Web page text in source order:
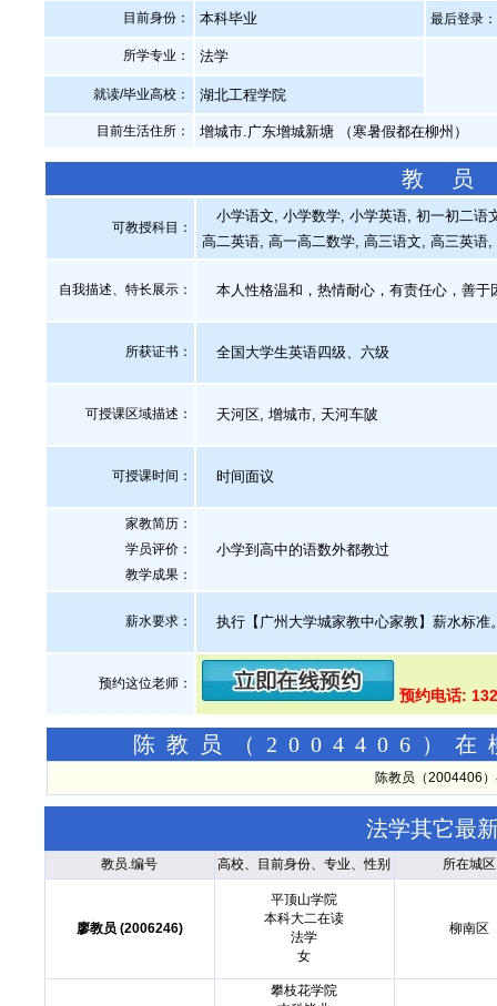
目前身份： 本科毕业 最后登录
所学专业： 法学
就读/毕业高校： 湖北工程学院
目前生活住所： 增城市.广东增城新塘 （寒暑假都在柳州）
教 员
可教授科目：
小学语文, 小学数学, 小学英语, 初一初二语
高二英语, 高一高二数学, 高三语文, 高三英语
自我描述、特长展示 ： 本人性格温和，热情耐心，有责任心，善于
所获证书 ： 全国大学生英语四级、六级
可授课区域描述： 天河区, 增城市, 天河车陂
可授课时间： 时间面议
家教简历：
学员评价：
教学成果：
小学到高中的语数外都教过
薪水要求： 执行【广州大学城家教中心家教】薪水标准
预约这位老师：
预约电话:
陈教员（2004406）在
陈教员（2004406
法学其它最
教员.编号 高校、目前身份、专业、性别 所在城区
廖教员 (2006246)
平顶山学院
本科大二在读
法学
女
柳南区
攀枝花学院